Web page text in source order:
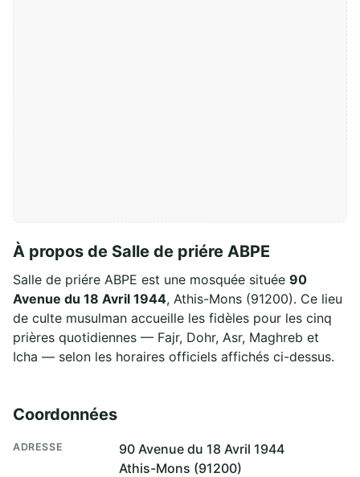
À propos de Salle de priére ABPE
Salle de priére ABPE est une mosquée située 90
Avenue du 18 Avril 1944, Athis-Mons (91200). Ce lieu
de culte musulman accueille les fidèles pour les cinq
prières quotidiennes — Fajr, Dohr, Asr, Maghreb et
Icha — selon les horaires officiels affichés ci-dessus.
Coordonnées
ADRESSE
90 Avenue du 18 Avril 1944
Athis-Mons (91200)